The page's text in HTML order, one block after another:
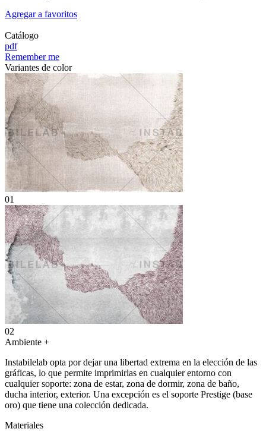
Agregar a favoritos
Catálogo
pdf
Remember me
Variantes de color
01
02
Ambiente +
Instabilelab opta por dejar una libertad extrema en la elección de las
gráficas, lo que permite imprimirlas en cualquier entorno con
cualquier soporte: zona de estar, zona de dormir, zona de baño,
ducha interior, exterior. Una excepción es el soporte Prestige (base
oro) que tiene una colección dedicada.
Materiales